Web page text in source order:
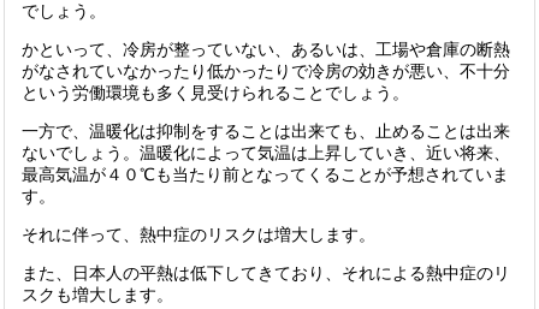
でしょう。
かといって、冷房が整っていない、あるいは、工場や倉庫の断熱
がなされていなかったり低かったりで冷房の効きが悪い、不十分
という労働環境も多く見受けられることでしょう。
一方で、温暖化は抑制をすることは出来ても、止めることは出来
ないでしょう。温暖化によって気温は上昇していき、近い将来、
最高気温が４０℃も当たり前となってくることが予想されていま
す。
それに伴って、熱中症のリスクは増大します。
また、日本人の平熱は低下してきており、それによる熱中症のリ
スクも増大します。